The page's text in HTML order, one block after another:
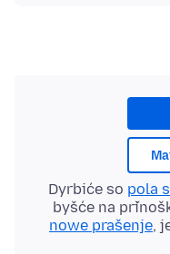
Dyrbiće so pola
byšće na
nowe prašenje,